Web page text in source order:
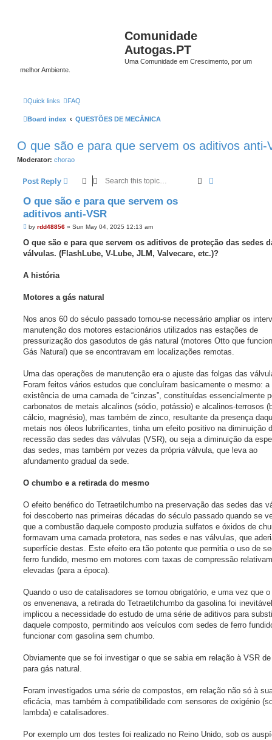
Comunidade
Autogas.PT
Uma Comunidade em Crescimento, por um
melhor Ambiente.
Quick links FAQ
Board index QUESTÕES DE MECÂNICA
O que são e para que servem os aditivos anti-
Moderator: chorao
Post Reply Search
O que são e para que servem os
aditivos anti-VSR
P
s
by rdd48856 » Sun May 04, 2025 12:13 am
O que são e para que servem os aditivos de proteção das sedes
válvulas. (FlashLube, V-Lube, JLM, Valvecare, etc.)?
A história
Motores a gás natural
Nos anos 60 do século passado tornou-se necessário ampliar os
manutenção dos motores estacionários utilizados nas estações de
pressurização dos gasodutos de gás natural (motores Otto que
Gás Natural) que se encontravam em localizações remotas.
Uma das operações de manutenção era o ajuste das folgas das
Foram feitos vários estudos que concluíram basicamente o mesmo: a
existência de uma camada de “cinzas”, constituídas essencialmente
carbonatos de metais alcalinos (sódio, potássio) e alcalinos-terrosos
cálcio, magnésio), mas também de zinco, resultante da presença
metais nos óleos lubrificantes, tinha um efeito positivo na diminuição
recessão das sedes das válvulas (VSR), ou seja a diminuição da
das sedes, mas também por vezes da própria válvula, que leva ao
afundamento gradual da sede.
O chumbo e a retirada do mesmo
O efeito benéfico do Tetraetilchumbo na preservação das sedes das
foi descoberto nas primeiras décadas do século passado quando se
que a combustão daquele composto produzia sulfatos e óxidos de
formavam uma camada protetora, nas sedes e nas válvulas, que
superfície destas. Este efeito era tão potente que permitia o uso de
ferro fundido, mesmo em motores com taxas de compressão
elevadas (para a época).
Quando o uso de catalisadores se tornou obrigatório, e uma vez que
os envenenava, a retirada do Tetraetilchumbo da gasolina foi
implicou a necessidade do estudo de uma série de aditivos para
daquele composto, permitindo aos veículos com sedes de ferro
funcionar com gasolina sem chumbo.
Obviamente que se foi investigar o que se sabia em relação à VSR
para gás natural.
Foram investigados uma série de compostos, em relação não só à
eficácia, mas também à compatibilidade com sensores de oxigénio
lambda) e catalisadores.
Por exemplo um dos testes foi realizado no Reino Unido, sob os